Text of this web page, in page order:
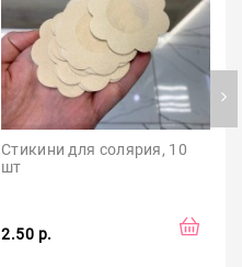
Стикини для солярия, 10
шт
2.50 р.